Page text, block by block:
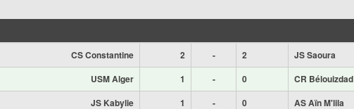
CS Constantine 2 - 2
JS Saoura
USM Alger 1 - 0
CR Bélouizdad
JS Kabylie 1 - 0
AS Aïn M'lila